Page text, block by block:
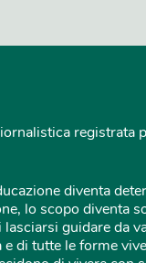
registrata
diventa
lo scopo diventa
guidare da
di tutte le forme